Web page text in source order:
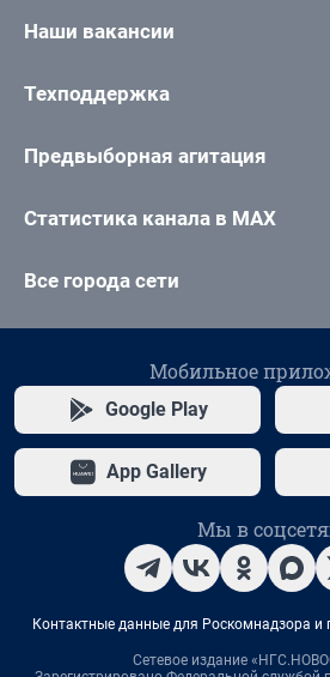
Наши вакансии
Техподдержка
Предвыборная агитация
Статистика канала в MAX
Все города сети
Мобильное
Google Play
App Gallery
Мы в
Контактные данные для Роскомнадзора и
Сетевое издание